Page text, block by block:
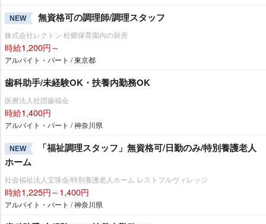
NEW 無資格可の調理師/調理スタッフ
株式会社レクトン 松郷保育園内の厨房
時給1,200円～
アルバイト・パート / 東京都
歯科助手/未経験OK・扶養内勤務OK
医療法人社団歯福会
時給1,400円
アルバイト・パート / 神奈川県
NEW
「福祉調理スタッフ」無資格可/日勤のみ/特別養護老人
ホーム
社会福祉法人宝珠会/特別養護老人ホーム レストフルヴィレッジ
時給1,225円～1,400円
アルバイト・パート / 神奈川県